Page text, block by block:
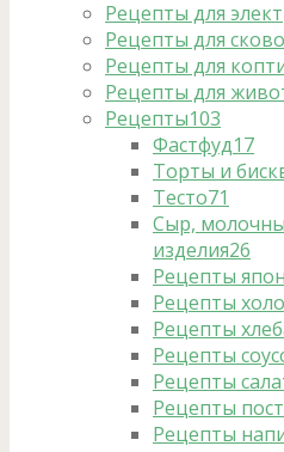
Рецепты для
Рецепты для
Рецепты для
Рецепты для
Рецепты103
Фастфуд17
Торты и
Тесто71
Сыр,
изделия26
Рецепты
Рецепты
Рецепты
Рецепты
Рецепты
Рецепты
Рецепты